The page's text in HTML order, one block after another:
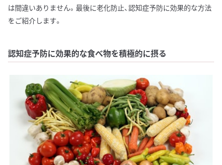
は間違いありません。最後に老化防止、認知症予防に効果的な方法
をご紹介します。
認知症予防に効果的な食べ物を積極的に摂る